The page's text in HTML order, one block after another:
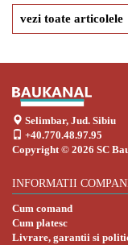
vezi toate articolele
Selimbar, Jud. Sibiu
+40.770.48.97.95
Copyright © 2026 SC
INFORMATII
Cum comand
Cum platesc
Livrare, garantii si